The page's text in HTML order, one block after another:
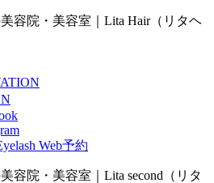
Web予約